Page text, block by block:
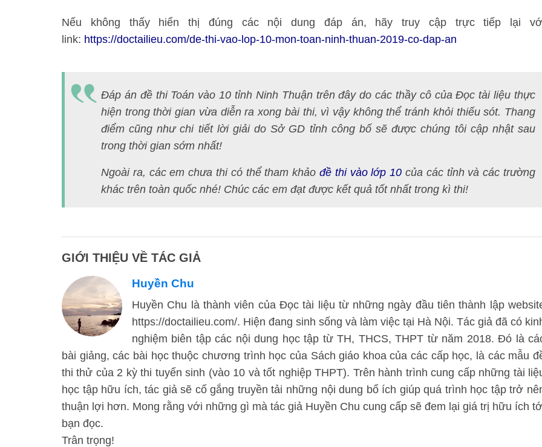
Nếu không thấy hiển thị đúng các nội dung đáp án, hãy truy cập trực tiếp lại
link: https://doctailieu.com/de-thi-vao-lop-10-mon-toan-ninh-thuan-2019-co-dap-an
Đáp án đề thi Toán vào 10 tỉnh Ninh Thuận trên đây do các thầy cô của Đọc tài liệu thực
hiện trong thời gian vừa diễn ra xong bài thi, vì vậy không thể tránh khỏi thiếu sót. Thang
điểm cũng như chi tiết lời giải do Sở GD tỉnh công bố sẽ được chúng tôi cập nhật sau
trong thời gian sớm nhất!
Ngoài ra, các em chưa thi có thể tham khảođề thi vào lớp 10 của các tỉnh và các trường
khác trên toàn quốc nhé! Chúc các em đạt được kết quả tốt nhất trong kì thi!
GIỚI THIỆU VỀ TÁC GIẢ
Huyền Chu
Huyền Chu là thành viên của Đọc tài liệu từ những ngày đầu tiên thành lập
https://doctailieu.com/. Hiện đang sinh sống và làm việc tại Hà Nội. Tác giả đã có
nghiệm biên tập các nội dung học tập từ TH, THCS, THPT từ năm 2018. Đó là
bài giảng, các bài học thuộc chương trình học của Sách giáo khoa của các cấp học, là các mẫu
thi thử của 2 kỳ thi tuyển sinh (vào 10 và tốt nghiệp THPT). Trên hành trình cung cấp những tài
học tập hữu ích, tác giả sẽ cố gắng truyền tải những nội dung bổ ích giúp quá trình học tập trở
thuận lợi hơn. Mong rằng với những gì mà tác giả Huyền Chu cung cấp sẽ đem lại giá trị hữu ích
bạn đọc.
Trân trọng!